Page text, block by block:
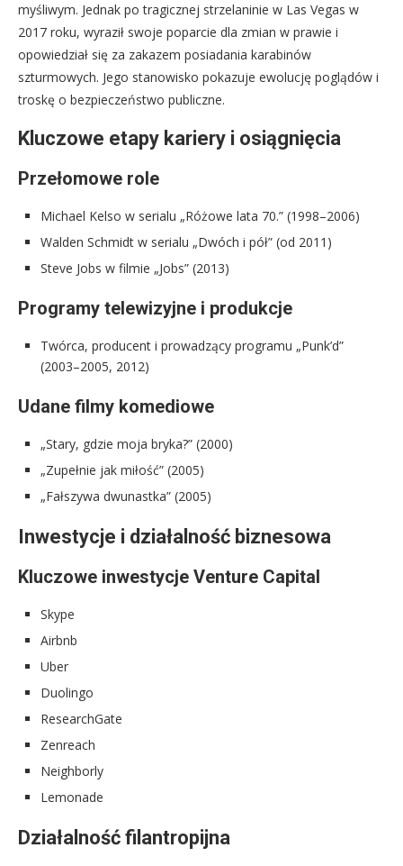
myśliwym. Jednak po tragicznej strzelaninie w Las Vegas w
2017 roku, wyraził swoje poparcie dla zmian w prawie i
opowiedział się za zakazem posiadania karabinów
szturmowych. Jego stanowisko pokazuje ewolucję poglądów i
troskę o bezpieczeństwo publiczne.
Kluczowe etapy kariery i osiągnięcia
Przełomowe role
Michael Kelso w serialu „Różowe lata 70.” (1998–2006)
Walden Schmidt w serialu „Dwóch i pół” (od 2011)
Steve Jobs w filmie „Jobs” (2013)
Programy telewizyjne i produkcje
Twórca, producent i prowadzący programu „Punk’d”
(2003–2005, 2012)
Udane filmy komediowe
„Stary, gdzie moja bryka?” (2000)
„Zupełnie jak miłość” (2005)
„Fałszywa dwunastka” (2005)
Inwestycje i działalność biznesowa
Kluczowe inwestycje Venture Capital
Skype
Airbnb
Uber
Duolingo
ResearchGate
Zenreach
Neighborly
Lemonade
Działalność filantropijna